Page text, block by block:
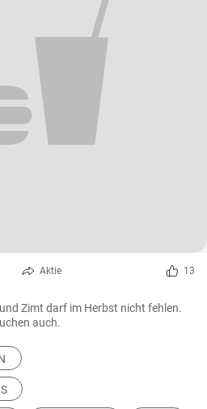
Aktie 13
Zimt darf im Herbst nicht fehlen.
auch.